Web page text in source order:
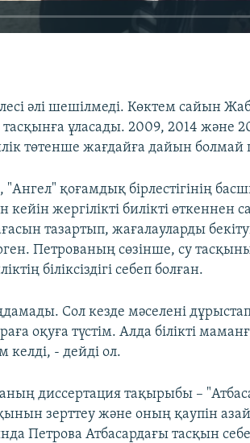
әлі шешілмеді. Көктем сайын
ұласады. 2009, 2014 және
төтенше жағдайға дайын
"Ангел" қоғамдық бірлестігінің
жергілікті билікті өткеннен
тазартып, жағалауларды
Петрованың сөзінше, су
біліксіздігі себеп болған.
Сол кезде мәселені
оқуға түстім. Алда білікті
келді, - дейді ол.
диссертация тақырыбы –
зерттеу және оның қаупін
Петрова Атбасардағы тасқын